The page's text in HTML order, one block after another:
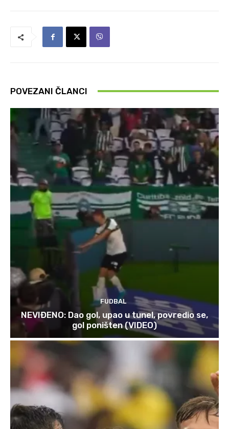
POVEZANI ČLANCI
FUDBAL
NEVIĐENO: Dao gol, upao u tunel, povredio se,
gol poništen (VIDEO)